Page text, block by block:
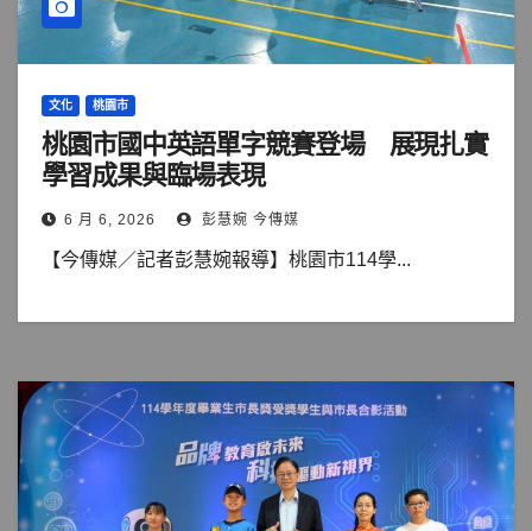
文化 桃園市
桃園市國中英語單字競賽登場 展現扎實
學習成果與臨場表現
6 月 6, 2026 彭慧婉 今傳媒
【今傳媒／記者彭慧婉報導】桃園市114學...